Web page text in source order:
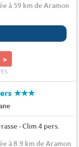
à 59 km de Aramon
>
★★★
- Clim 4 pers.
à 8.9 km de Aramon